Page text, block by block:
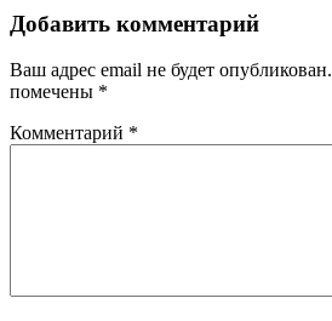
Добавить комментарий
Ваш адрес email не будет опубликован.
помечены *
Комментарий *